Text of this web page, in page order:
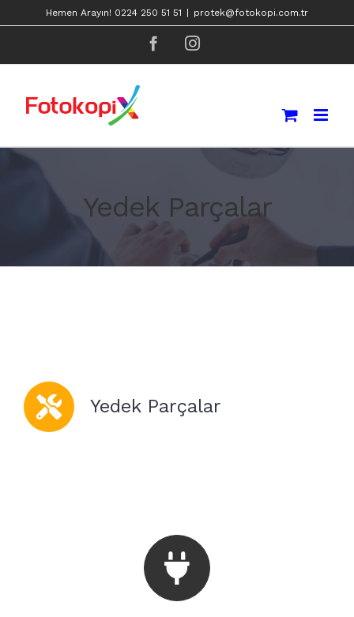
Hemen Arayın! 0224 250 51 51 protek@fotokopi.com.tr
facebookinstagram
Yedek Parçalar
Yedek Parçalar